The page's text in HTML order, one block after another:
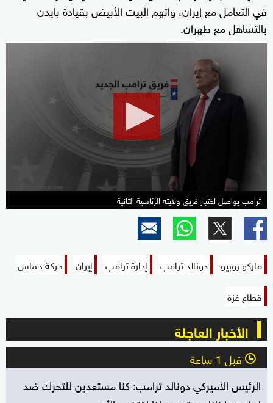
في التعامل مع إيران، واتهم البيت الأبيض بقيادة بايدن
بالتساهل مع طهران.
ترامب يواصل اختيار فريق ولايته الرئاسية الثانية
ماركو روبيو دونالد ترامب إدارة ترامب إيران
حركة حماس
قطاع غزة
الأخبار العاجلة
l قبل 1 ساعة
الرئيس الأميركي دونالد ترامب: كنا مستعدين للتحرك ضد